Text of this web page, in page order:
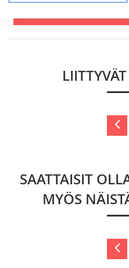
SAATTAISIT
MYÖS